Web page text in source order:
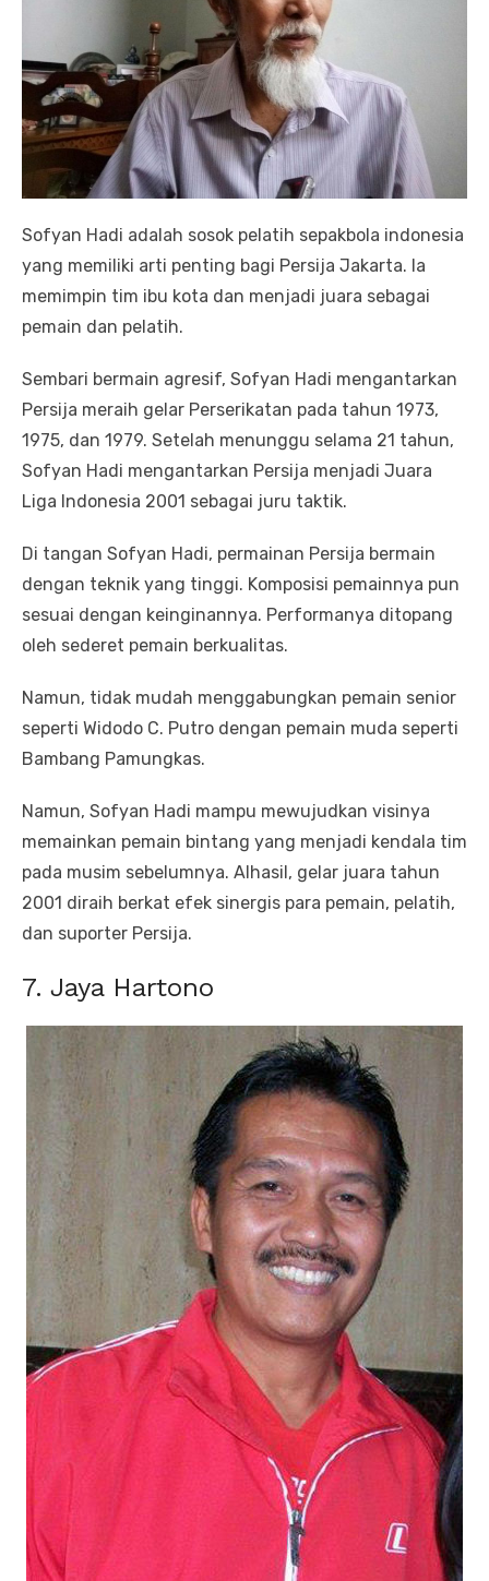
Sofyan Hadi adalah sosok pelatih sepakbola indonesia
yang memiliki arti penting bagi Persija Jakarta. Ia
memimpin tim ibu kota dan menjadi juara sebagai
pemain dan pelatih.
Sembari bermain agresif, Sofyan Hadi mengantarkan
Persija meraih gelar Perserikatan pada tahun 1973,
1975, dan 1979. Setelah menunggu selama 21 tahun,
Sofyan Hadi mengantarkan Persija menjadi Juara
Liga Indonesia 2001 sebagai juru taktik.
Di tangan Sofyan Hadi, permainan Persija bermain
dengan teknik yang tinggi. Komposisi pemainnya pun
sesuai dengan keinginannya. Performanya ditopang
oleh sederet pemain berkualitas.
Namun, tidak mudah menggabungkan pemain senior
seperti Widodo C. Putro dengan pemain muda seperti
Bambang Pamungkas.
Namun, Sofyan Hadi mampu mewujudkan visinya
memainkan pemain bintang yang menjadi kendala tim
pada musim sebelumnya. Alhasil, gelar juara tahun
2001 diraih berkat efek sinergis para pemain, pelatih,
dan suporter Persija.
7. Jaya Hartono